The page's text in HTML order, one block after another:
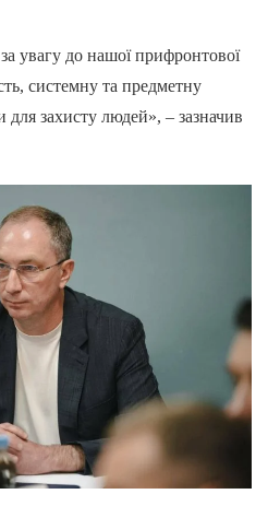
увагу до нашої прифронтової
системну та предметну
для захисту людей», – зазначив